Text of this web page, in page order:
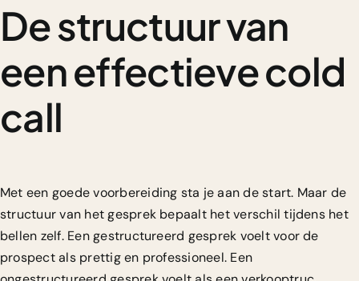
De structuur van
een effectieve cold
call
Met een goede voorbereiding sta je aan de start. Maar de
structuur van het gesprek bepaalt het verschil tijdens het
bellen zelf. Een gestructureerd gesprek voelt voor de
prospect als prettig en professioneel. Een